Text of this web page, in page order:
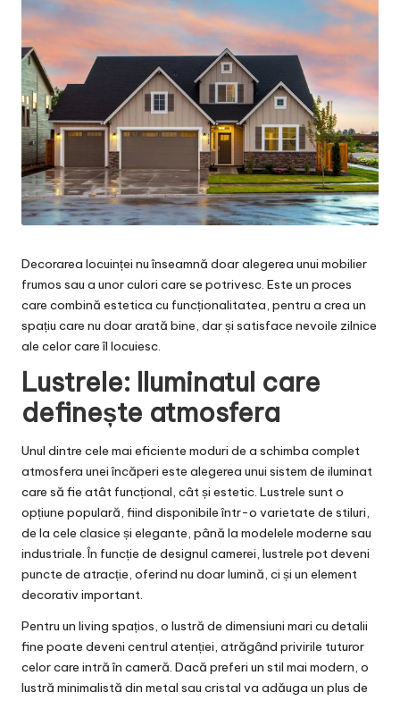
Decorarea locuinței nu înseamnă doar alegerea unui mobilier
frumos sau a unor culori care se potrivesc. Este un proces
care combină estetica cu funcționalitatea, pentru a crea un
spațiu care nu doar arată bine, dar și satisface nevoile zilnice
ale celor care îl locuiesc.
Lustrele: Iluminatul care
definește atmosfera
Unul dintre cele mai eficiente moduri de a schimba complet
atmosfera unei încăperi este alegerea unui sistem de iluminat
care să fie atât funcțional, cât și estetic. Lustrele sunt o
opțiune populară, fiind disponibile într-o varietate de stiluri,
de la cele clasice și elegante, până la modelele moderne sau
industriale. În funcție de designul camerei, lustrele pot deveni
puncte de atracție, oferind nu doar lumină, ci și un element
decorativ important.
Pentru un living spațios, o lustră de dimensiuni mari cu detalii
fine poate deveni centrul atenției, atrăgând privirile tuturor
celor care intră în cameră. Dacă preferi un stil mai modern, o
lustră minimalistă din metal sau cristal va adăuga un plus de